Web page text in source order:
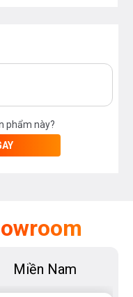
phẩm này?
Miền Nam